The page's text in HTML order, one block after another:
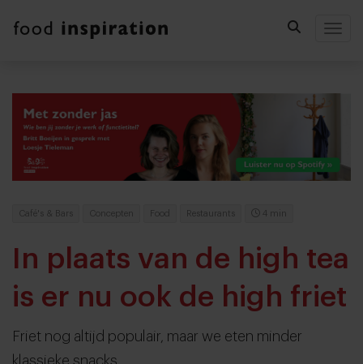
Café's & Bars Concepten Food Restaurants 4 min
In plaats van de high tea
is er nu ook de high friet
Friet nog altijd populair, maar we eten minder
klassieke snacks